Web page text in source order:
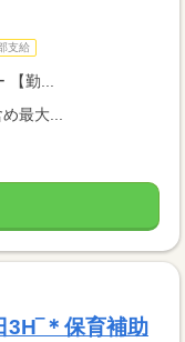
支給
勤...
最大...
＊保育補助